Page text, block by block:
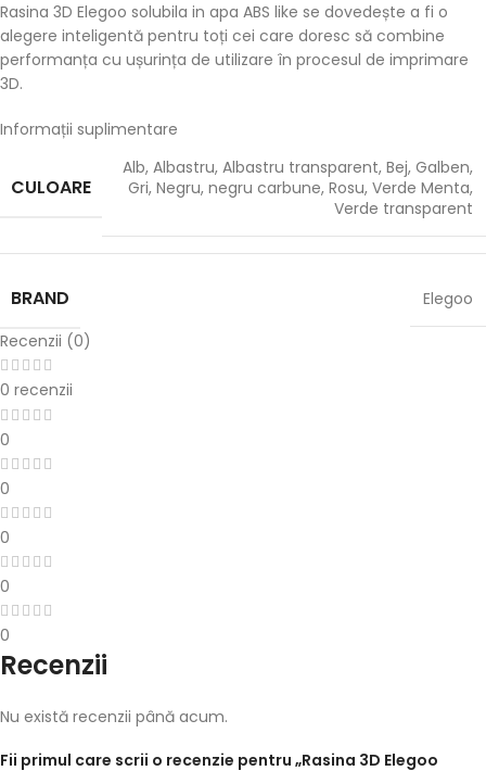
Rasina 3D Elegoo solubila in apa ABS like se dovedește a fi o
alegere inteligentă pentru toți cei care doresc să combine
performanța cu ușurința de utilizare în procesul de imprimare
3D.
Informații suplimentare
CULOARE
Alb, Albastru, Albastru transparent, Bej, Galben,
Gri, Negru, negru carbune, Rosu, Verde Menta,
Verde transparent
BRAND
Elegoo
Recenzii (0)
0 recenzii
0
0
0
0
0
Recenzii
Nu există recenzii până acum.
Fii primul care scrii o recenzie pentru „Rasina 3D Elegoo